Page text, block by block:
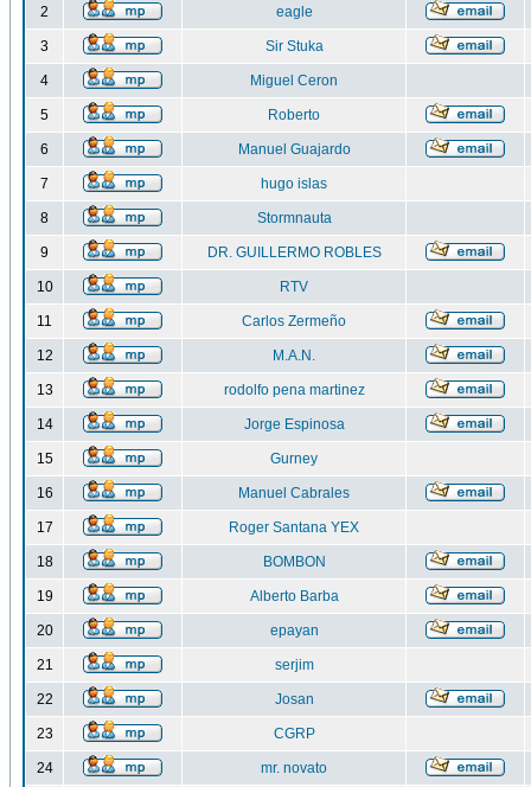
2 eagle
3 Sir Stuka
4 Miguel Ceron
5 Roberto
6 Manuel Guajardo
7 hugo islas
8 Stormnauta
9 DR. GUILLERMO ROBLES
10 RTV
11 Carlos Zermeño
12 M.A.N.
13 rodolfo pena martinez
14 Jorge Espinosa
15 Gurney
16 Manuel Cabrales
17 Roger Santana YEX
18 BOMBON
19 Alberto Barba
20 epayan
21 serjim
22 Josan
23 CGRP
24 mr. novato